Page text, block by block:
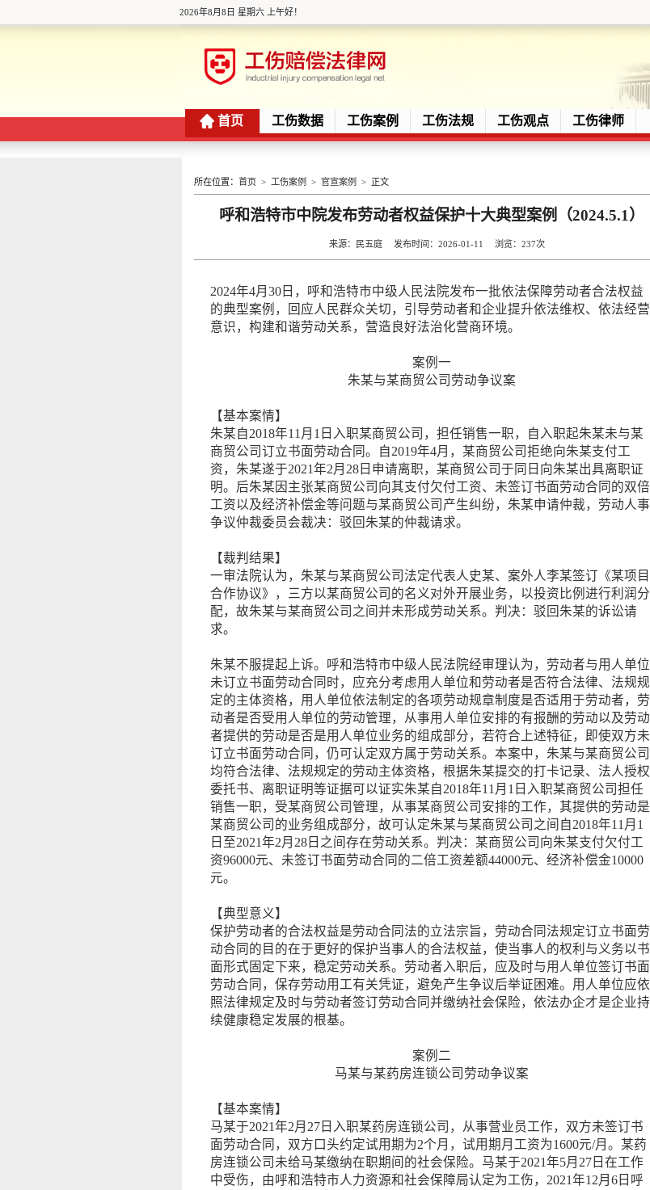
2026年8月8日 星期六 上午好！
首页 工伤数据 工伤案例 工伤法规 工伤观点 工伤律师
所在位置： 首页> 工伤案例 > 官宣案例 > 正文
呼和浩特市中院发布劳动者权益保护十大典型案例（2024.5.1）
来源：民五庭 发布时间：2026-01-11 浏览：237次
2024年4月30日，呼和浩特市中级人民法院发布一批依法保障劳动者合法权益
的典型案例，回应人民群众关切，引导劳动者和企业提升依法维权、依法经营
意识，构建和谐劳动关系，营造良好法治化营商环境。
案例一
朱某与某商贸公司劳动争议案
【基本案情】
朱某自2018年11月1日入职某商贸公司，担任销售一职，自入职起朱某未与某
商贸公司订立书面劳动合同。自2019年4月，某商贸公司拒绝向朱某支付工
资，朱某遂于2021年2月28日申请离职，某商贸公司于同日向朱某出具离职证
明。后朱某因主张某商贸公司向其支付欠付工资、未签订书面劳动合同的双倍
工资以及经济补偿金等问题与某商贸公司产生纠纷，朱某申请仲裁，劳动人事
争议仲裁委员会裁决：驳回朱某的仲裁请求。
【裁判结果】
一审法院认为，朱某与某商贸公司法定代表人史某、案外人李某签订《某项目
合作协议》，三方以某商贸公司的名义对外开展业务，以投资比例进行利润分
配，故朱某与某商贸公司之间并未形成劳动关系。判决：驳回朱某的诉讼请
求。
朱某不服提起上诉。呼和浩特市中级人民法院经审理认为，劳动者与用人单位
未订立书面劳动合同时，应充分考虑用人单位和劳动者是否符合法律、法规规
定的主体资格，用人单位依法制定的各项劳动规章制度是否适用于劳动者，劳
动者是否受用人单位的劳动管理，从事用人单位安排的有报酬的劳动以及劳动
者提供的劳动是否是用人单位业务的组成部分，若符合上述特征，即使双方未
订立书面劳动合同，仍可认定双方属于劳动关系。本案中，朱某与某商贸公司
均符合法律、法规规定的劳动主体资格，根据朱某提交的打卡记录、法人授权
委托书、离职证明等证据可以证实朱某自2018年11月1日入职某商贸公司担任
销售一职，受某商贸公司管理，从事某商贸公司安排的工作，其提供的劳动是
某商贸公司的业务组成部分，故可认定朱某与某商贸公司之间自2018年11月1
日至2021年2月28日之间存在劳动关系。判决：某商贸公司向朱某支付欠付工
资96000元、未签订书面劳动合同的二倍工资差额44000元、经济补偿金10000
元。
【典型意义】
保护劳动者的合法权益是劳动合同法的立法宗旨，劳动合同法规定订立书面劳
动合同的目的在于更好的保护当事人的合法权益，使当事人的权利与义务以书
面形式固定下来，稳定劳动关系。劳动者入职后，应及时与用人单位签订书面
劳动合同，保存劳动用工有关凭证，避免产生争议后举证困难。用人单位应依
照法律规定及时与劳动者签订劳动合同并缴纳社会保险，依法办企才是企业持
续健康稳定发展的根基。
案例二
马某与某药房连锁公司劳动争议案
【基本案情】
马某于2021年2月27日入职某药房连锁公司，从事营业员工作，双方未签订书
面劳动合同，双方口头约定试用期为2个月，试用期月工资为1600元/月。某药
房连锁公司未给马某缴纳在职期间的社会保险。马某于2021年5月27日在工作
中受伤，由呼和浩特市人力资源和社会保障局认定为工伤，2021年12月6日呼